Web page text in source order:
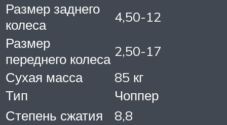
Размер заднего
колеса
4,50-12
Размер
переднего колеса 2,50-17
Сухая масса
85 кг
Тип
Чоппер
Степень сжатия
8,8